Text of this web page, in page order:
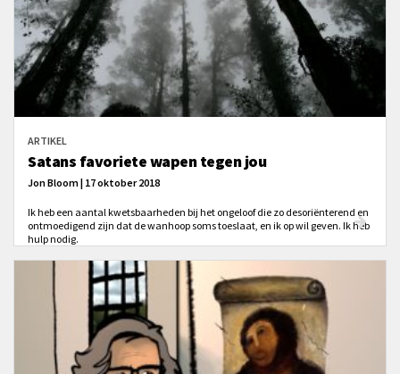
ARTIKEL
Satans favoriete wapen tegen jou
Jon Bloom | 17 oktober 2018
Ik heb een aantal kwetsbaarheden bij het ongeloof die zo desoriënterend en
ontmoedigend zijn dat de wanhoop soms toeslaat, en ik op wil geven. Ik heb
hulp nodig.